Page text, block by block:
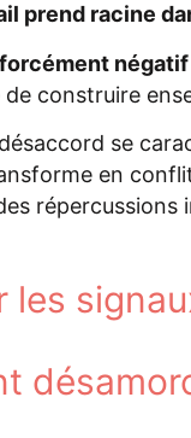
prend racine
forcément négatif
de construire
se
en
les